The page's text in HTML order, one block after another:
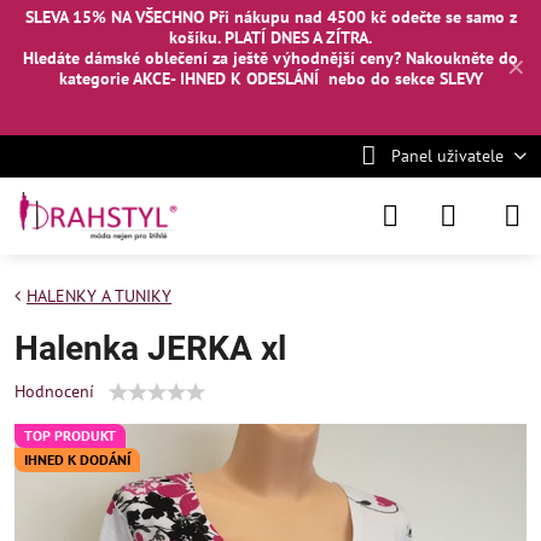
✕
SLEVA 15% NA VŠECHNO Při nákupu nad 4500 kč odečte se samo z
košíku. PLATÍ DNES A ZÍTRA.
Hledáte dámské oblečení za ještě výhodnější ceny? Nakoukněte do
kategorie AKCE- IHNED K ODESLÁNÍ nebo do sekce SLEVY
Panel uživatele
TOP PRODUKT
IHNED K DODÁNÍ
HALENKY A TUNIKY
Halenka JERKA xl
Hodnocení